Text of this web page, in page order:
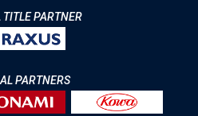
TITLE PARTNER
PARTNERS